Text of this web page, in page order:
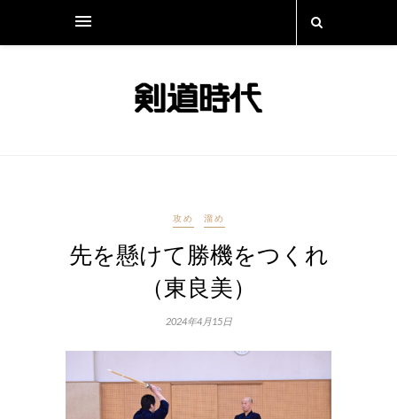
攻め 溜め
先を懸けて勝機をつくれ
（東良美）
2024年4月15日